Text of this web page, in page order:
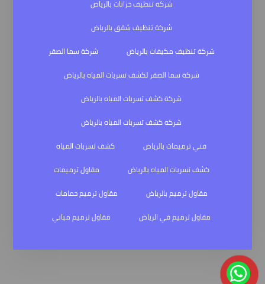
شركة تنظيف خزانات بالرياض
شركة تنظيف شقق بالرياض
شركة تنظيف مكيفات بالرياض
شركة سما الصقر
شركة سما الصقر لكشف تسربات المياه بالرياض
شركة كشف تسربات المياه بالرياض
شركه كشف تسربات المياه بالرياض
فني ترميمات بالرياض
كشف تسربات المياه
كشف تسربات المياه بالرياض
مقاول ترميمات
مقاول ترميم بالرياض
مقاول ترميم حمامات
مقاول ترميم في الرياض
مقاول ترميم مباني